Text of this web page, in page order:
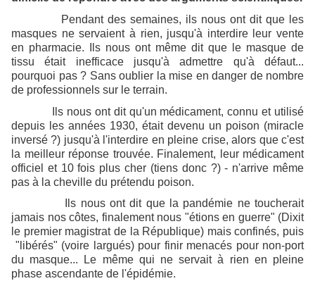
Pendant des semaines, ils nous ont dit que les
masques ne servaient à rien, jusqu'à interdire leur vente
en pharmacie. Ils nous ont même dit que le masque de
tissu était inefficace jusqu'à admettre qu'à défaut...
pourquoi pas ? Sans oublier la mise en danger de nombre
de professionnels sur le terrain.
Ils nous ont dit qu'un médicament, connu et utilisé
depuis les années 1930, était devenu un poison (miracle
inversé ?) jusqu'à l'interdire en pleine crise, alors que c'est
la meilleur réponse trouvée. Finalement, leur médicament
officiel et 10 fois plus cher (tiens donc ?) - n'arrive même
pas à la cheville du prétendu poison.
Ils nous ont dit que la pandémie ne toucherait
jamais nos côtes, finalement nous "étions en guerre" (Dixit
le premier magistrat de la République) mais confinés, puis
"libérés" (voire largués) pour finir menacés pour non-port
du masque... Le même qui ne servait à rien en pleine
phase ascendante de l'épidémie.